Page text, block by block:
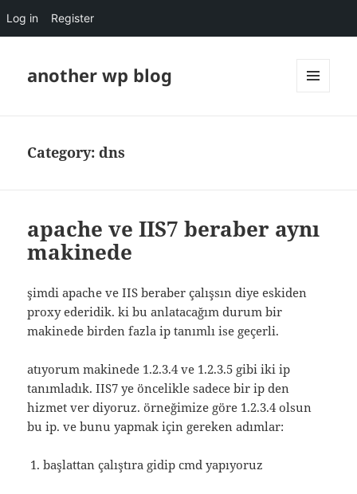
Log in Register
another wp blog
Category:dns
apache ve IIS7 beraber aynı
makinede
şimdi apache ve IIS beraber çalışsın diye eskiden
proxy ederidik. ki bu anlatacağım durum bir
makinede birden fazla ip tanımlı ise geçerli.
atıyorum makinede 1.2.3.4 ve 1.2.3.5 gibi iki ip
tanımladık. IIS7 ye öncelikle sadece bir ip den
hizmet ver diyoruz. örneğimize göre 1.2.3.4 olsun
bu ip. ve bunu yapmak için gereken adımlar:
başlattan çalıştıra gidip cmd yapıyoruz